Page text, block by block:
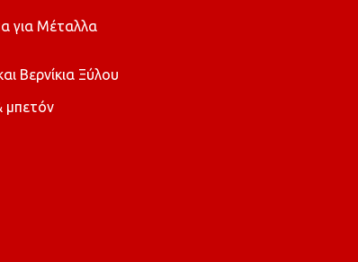
για Μέταλλα
Βερνίκια Ξύλου
μπετόν